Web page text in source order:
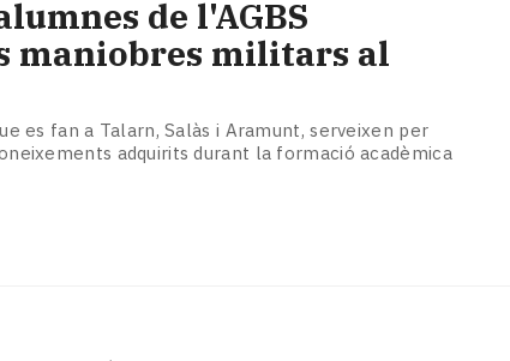
de l'AGBS
maniobres militars al
es fan a Talarn, Salàs i Aramunt, serveixen per
adquirits durant la formació acadèmica